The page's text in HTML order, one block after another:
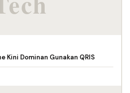
Kini Dominan Gunakan QRIS